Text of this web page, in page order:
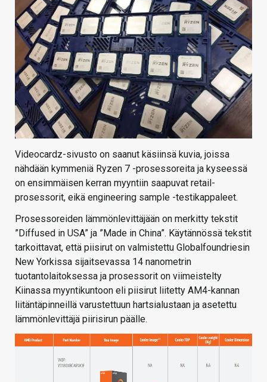
Videocardz-sivusto on saanut käsiinsä kuvia, joissa
nähdään kymmeniä Ryzen 7 -prosessoreita ja kyseessä
on ensimmäisen kerran myyntiin saapuvat retail-
prosessorit, eikä engineering sample -testikappaleet.
Prosessoreiden lämmönlevittäjään on merkitty tekstit
”Diffused in USA” ja ”Made in China”. Käytännössä tekstit
tarkoittavat, että piisirut on valmistettu Globalfoundriesin
New Yorkissa sijaitsevassa 14 nanometrin
tuotantolaitoksessa ja prosessorit on viimeistelty
Kiinassa myyntikuntoon eli piisirut liitetty AM4-kannan
liitäntäpinneillä varustettuun hartsialustaan ja asetettu
lämmönlevittäjä piirisirun päälle.